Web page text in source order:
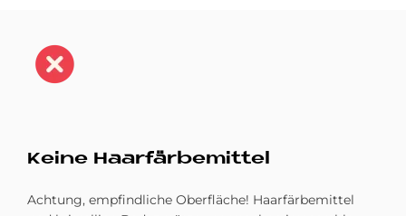
Bild
Kei­ne Haar­fär­be­mit­tel
Achtung, empfindliche Oberfläche! Haarfärbemittel